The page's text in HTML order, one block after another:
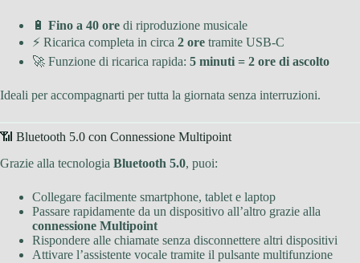
🔋 Fino a 40 ore di riproduzione musicale
⚡ Ricarica completa in circa 2 ore tramite USB-C
🚀 Funzione di ricarica rapida: 5 minuti = 2 ore di ascolto
Ideali per accompagnarti per tutta la giornata senza interruzioni.
📶 Bluetooth 5.0 con Connessione Multipoint
Grazie alla tecnologia Bluetooth 5.0, puoi:
Collegare facilmente smartphone, tablet e laptop
Passare rapidamente da un dispositivo all’altro grazie alla
connessione Multipoint
Rispondere alle chiamate senza disconnettere altri dispositivi
Attivare l’assistente vocale tramite il pulsante multifunzione